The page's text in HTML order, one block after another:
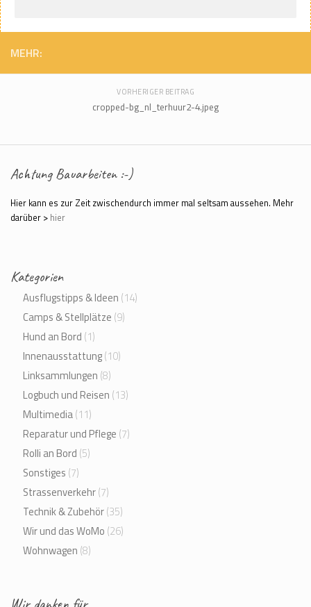
MEHR:
VORHERIGER BEITRAG
cropped-bg_nl_terhuur2-4.jpeg
Achtung Bauarbeiten :-)
Hier kann es zur Zeit zwischendurch immer mal seltsam aussehen. Mehr
darüber > hier
Kategorien
Ausflugstipps & Ideen (14)
Camps & Stellplätze (9)
Hund an Bord (1)
Innenausstattung(10)
Linksammlungen (8)
Logbuch und Reisen (13)
Multimedia(11)
Reparatur und Pflege (7)
Rolli an Bord (5)
Sonstiges (7)
Strassenverkehr(7)
Technik & Zubehör(35)
Wir und das WoMo (26)
Wohnwagen (8)